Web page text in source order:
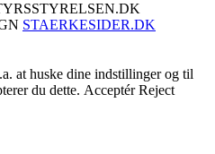
STAERKESIDER.DK
at huske dine indstillinger og til
du dette. Acceptér Reject